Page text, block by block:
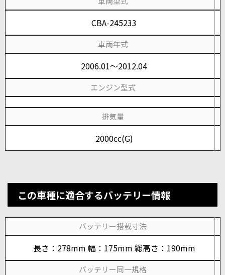
CBA-245233
車両年式
2006.01～2012.04
エンジン型式
排気量
2000cc(G)
この車種に適合するバッテリー情報
バッテリー搭載寸法
長さ：278mm 幅：175mm 総高さ：190mm
バッテリー同一規格